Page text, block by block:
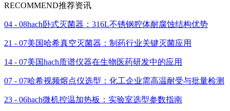
RECOMMEND推荐资讯
04 - 08hach卧式灭菌器：316L不锈钢腔体耐腐蚀结构优势
21 - 07美国哈希真空灭菌器：制药行业关键灭菌应用
14 - 07美国hach质谱仪器在生物医药研发中的应用
07 - 07哈希视频熔点仪选型：化工企业需高温耐受与批量检测
23 - 06hach微机控温加热板：实验室选型参数指南